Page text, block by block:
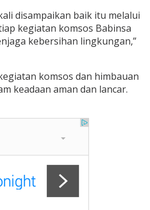
disampaikan baik itu melalui
kegiatan komsos Babinsa
kebersihan lingkungan,”
komsos dan himbauan
keadaan aman dan lancar.